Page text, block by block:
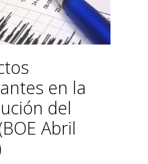
en la
del
Abril